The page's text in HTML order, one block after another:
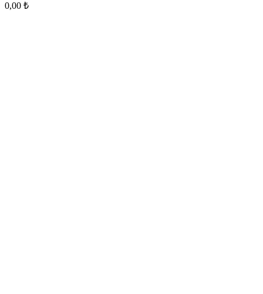
0,00 ₺